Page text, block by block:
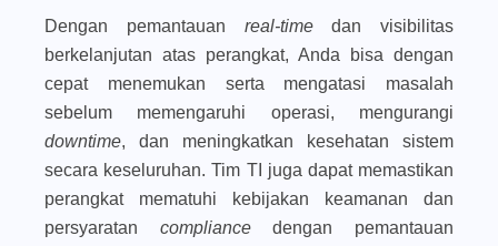
Dengan pemantauan real-timedan visibilitas
berkelanjutan atas perangkat, Anda bisa dengan
cepat menemukan serta mengatasi masalah
sebelum memengaruhi operasi, mengurangi
downtime, dan meningkatkan kesehatan sistem
secara keseluruhan. Tim TI juga dapat memastikan
perangkat mematuhi kebijakan keamanan dan
persyaratan compliancedengan pemantauan